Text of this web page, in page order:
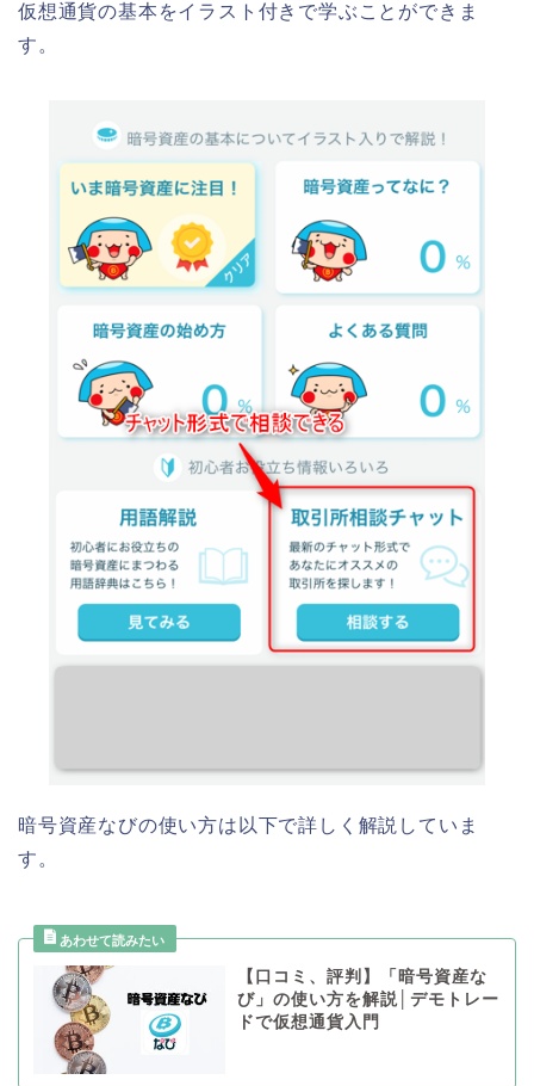
仮想通貨の基本をイラスト付きで学ぶことができま
す。
暗号資産なびの使い方は以下で詳しく解説していま
す。
【口コミ、評判】「暗号資産な
び」の使い方を解説│デモトレー
ドで仮想通貨入門